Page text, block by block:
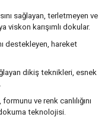
sağlayan, terletmeyen ve
karışımlı dokular.
destekleyen, hareket
dikiş teknikleri, esnek
ve renk canlılığını
teknolojisi.